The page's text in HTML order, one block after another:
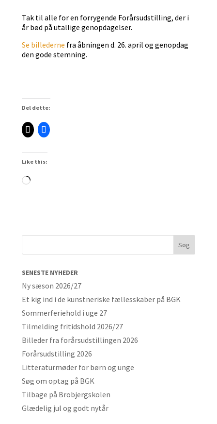
Tak til alle for en forrygende Forårsudstilling, der i
år bød på utallige genopdagelser.
Se billederne fra åbningen d. 26. april og genopdag
den gode stemning.
Del dette:
Like this:
Loading…
SENESTE NYHEDER
Ny sæson 2026/27
Et kig ind i de kunstneriske fællesskaber på BGK
Sommerferiehold i uge 27
Tilmelding fritidshold 2026/27
Billeder fra forårsudstillingen 2026
Forårsudstilling 2026
Litteraturmøder for børn og unge
Søg om optag på BGK
Tilbage på Brobjergskolen
Glædelig jul og godt nytår